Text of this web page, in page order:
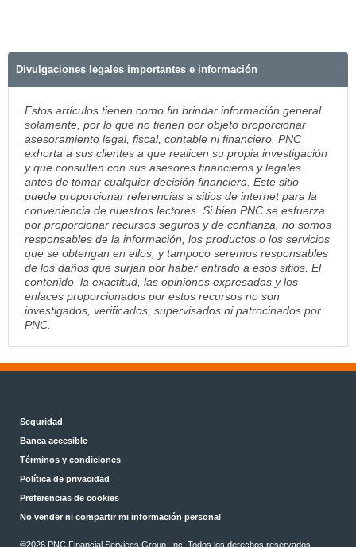
Divulgaciones legales importantes e información
Estos artículos tienen como fin brindar información general
solamente, por lo que no tienen por objeto proporcionar
asesoramiento legal, fiscal, contable ni financiero. PNC
exhorta a sus clientes a que realicen su propia investigación
y que consulten con sus asesores financieros y legales
antes de tomar cualquier decisión financiera. Este sitio
puede proporcionar referencias a sitios de internet para la
conveniencia de nuestros lectores. Si bien PNC se esfuerza
por proporcionar recursos seguros y de confianza, no somos
responsables de la información, los productos o los servicios
que se obtengan en ellos, y tampoco seremos responsables
de los daños que surjan por haber entrado a esos sitios. El
contenido, la exactitud, las opiniones expresadas y los
enlaces proporcionados por estos recursos no son
investigados, verificados, supervisados ni patrocinados por
PNC.
Seguridad
Banca accesible
Términos y condiciones
Política de privacidad
Preferencias de cookies
No vender ni compartir mi información personal
©2026 PNC Financial Services Group, Inc. Todos los derechos reservados.